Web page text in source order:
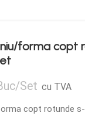
forma copt
Set cu TVA
copt rotunde s-